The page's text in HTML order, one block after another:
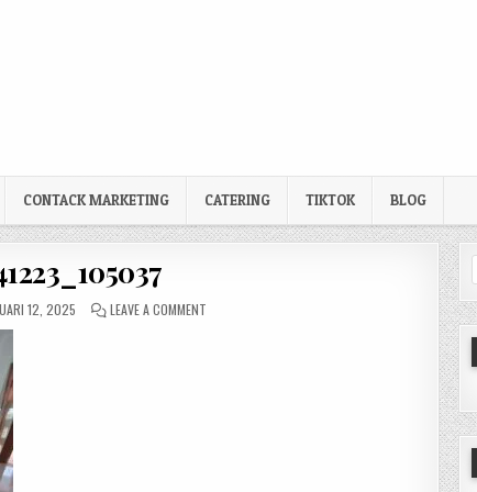
CONTACK MARKETING CATERING TIKTOK BLOG
DATE:
12, 2025 LEAVE A COMMENT